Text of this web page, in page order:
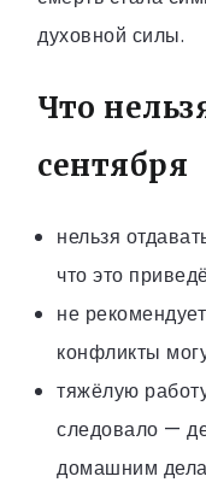
духовной силы.
Что
сентября
нельзя
что это
не
конфликты
тяжёлую
следовало —
домашним